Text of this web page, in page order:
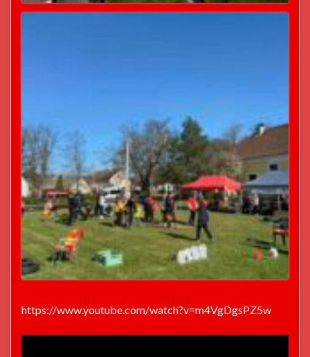
https://www.youtube.com/watch?v=m4VgDgsPZ5w